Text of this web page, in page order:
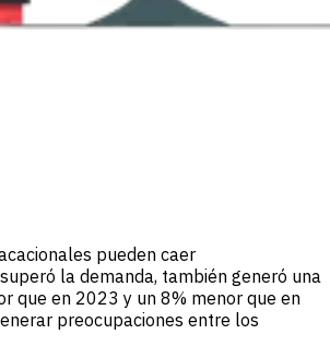
pueden caer
la demanda, también generó una
que en 2023 y un 8% menor que en
preocupaciones entre los